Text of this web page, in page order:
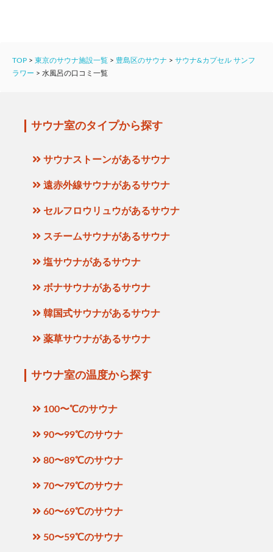
TOP > 東京のサウナ施設一覧 > 豊島区のサウナ > サウナ&カプセル サンフ
ラワー > 水風呂の口コミ一覧
サウナ室のタイプから探す
サウナストーンがあるサウナ
遠赤外線サウナがあるサウナ
セルフロウリュウがあるサウナ
スチームサウナがあるサウナ
塩サウナがあるサウナ
ボナサウナがあるサウナ
韓国式サウナがあるサウナ
薬草サウナがあるサウナ
サウナ室の温度から探す
100〜℃のサウナ
90〜99℃のサウナ
80〜89℃のサウナ
70〜79℃のサウナ
60〜69℃のサウナ
50〜59℃のサウナ